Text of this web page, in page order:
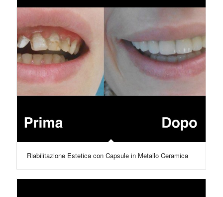
Riabilitazione Estetica con Capsule in Metallo Ceramica